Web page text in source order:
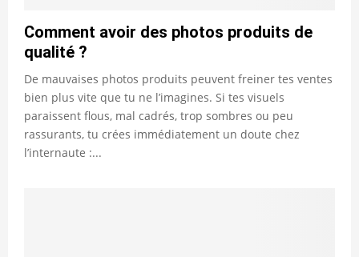
Comment avoir des photos produits de
qualité ?
De mauvaises photos produits peuvent freiner tes ventes
bien plus vite que tu ne l’imagines. Si tes visuels
paraissent flous, mal cadrés, trop sombres ou peu
rassurants, tu crées immédiatement un doute chez
l’internaute :...